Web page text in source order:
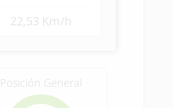
22,53 Km/h
Posición General